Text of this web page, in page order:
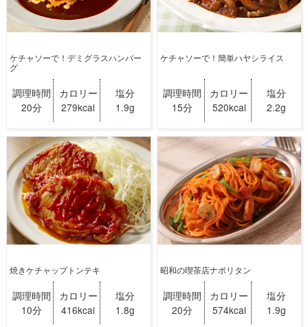
ケチャソーで！デミグラスハンバー
グ
調理時間
20分
カロリー
279kcal
塩分
1.9g
ケチャソーで！簡単ハヤシライス
調理時間
15分
カロリー
520kcal
塩分
2.2g
焼きケチャップトンテキ
調理時間
10分
カロリー
416kcal
塩分
1.8g
昭和の喫茶店ナポリタン
調理時間
20分
カロリー
574kcal
塩分
1.9g